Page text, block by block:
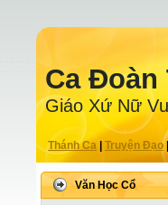
Ca Ðoàn
Giáo Xứ Nữ
Thánh Ca Truyện Ðạo|
Văn Học Cổ